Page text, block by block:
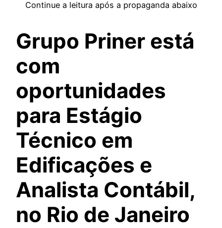
Continue a leitura após a propaganda abaixo
Grupo Priner está
com
oportunidades
para Estágio
Técnico em
Edificações e
Analista Contábil,
no Rio de Janeiro